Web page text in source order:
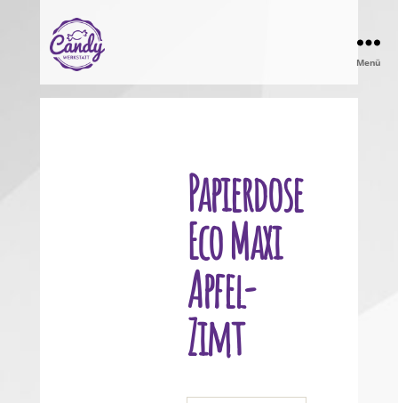
Candy
Werkstatt
Menü
Papierdose
Eco Maxi
Apfel-
Zimt